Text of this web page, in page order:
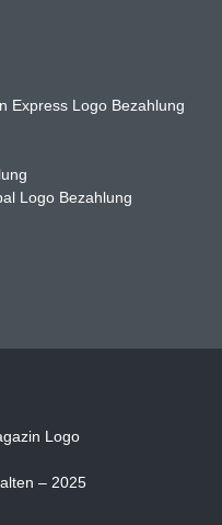
– 2025